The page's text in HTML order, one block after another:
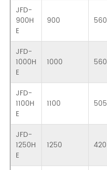
JFD-
900H
E
900 560
JFD-
1000H
E
1000 560
JFD-
1100H
E
1100 505
JFD-
1250H
E
1250 420